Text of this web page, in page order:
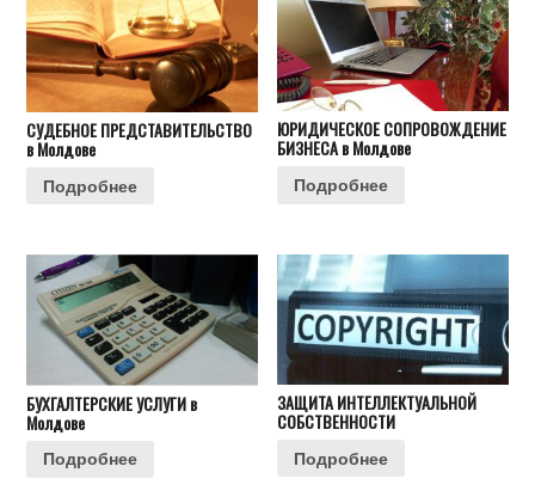
СУДЕБНОЕ ПРЕДСТАВИТЕЛЬСТВО
в Молдове
Подробнее
ЮРИДИЧЕСКОЕ СОПРОВОЖДЕНИЕ
БИЗНЕСА в Молдове
Подробнее
БУХГАЛТЕРСКИЕ УСЛУГИ в
Молдове
Подробнее
ЗАЩИТА ИНТЕЛЛЕКТУАЛЬНОЙ
СОБСТВЕННОСТИ
Подробнее